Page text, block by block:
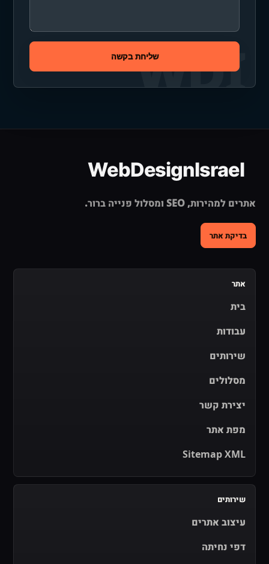
שליחת בקשה
אתרים למהירות, SEO ומסלול פנייה ברור.
בדיקת אתר
אתר
בית
עבודות
שירותים
מסלולים
יצירת קשר
מפת אתר
Sitemap XML
שירותים
עיצוב אתרים
דפי נחיתה